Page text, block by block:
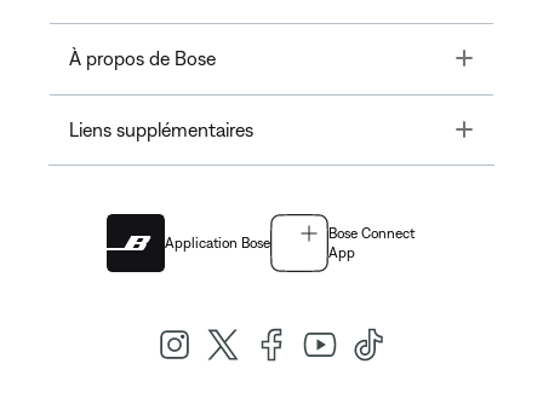
À propos de Bose Toggle
Liens supplémentaires Toggle
Application Bose
Bose Connect
App